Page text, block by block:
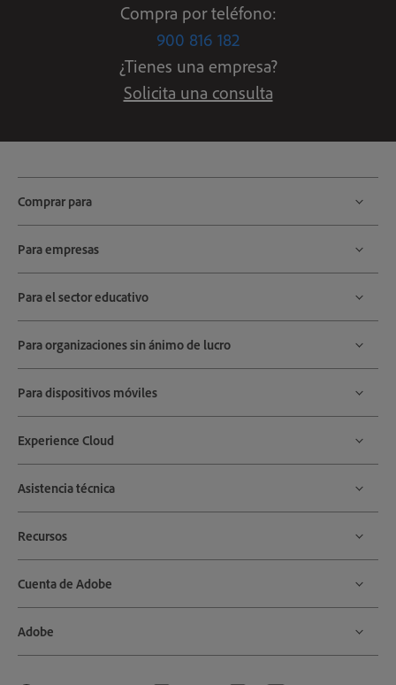
Compra por teléfono:
900 816 182
¿Tienes una empresa?
Solicita una consulta
Comprar para
Para empresas
Para el sector educativo
Para organizaciones sin ánimo de lucro
Para dispositivos móviles
Experience Cloud
Asistencia técnica
Recursos
Cuenta de Adobe
Adobe